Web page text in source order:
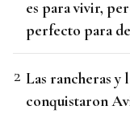
es para vivir,
perfecto para
Las rancheras y
conquistaron